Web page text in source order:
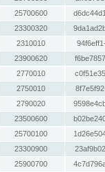
25700600
23300320
2310010
23900620
2770010
2750010
2790020
23500600
25700100
23300900
25900700